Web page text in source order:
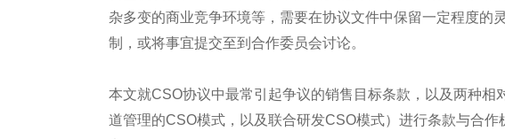
杂多变的商业竞争环境等，需要在协议文件中保留一定程度的
制，或将事宜提交至到合作委员会讨论。
本文就CSO协议中最常引起争议的销售目标条款，以及两种相
道管理的CSO模式，以及联合研发CSO模式）进行条款与合